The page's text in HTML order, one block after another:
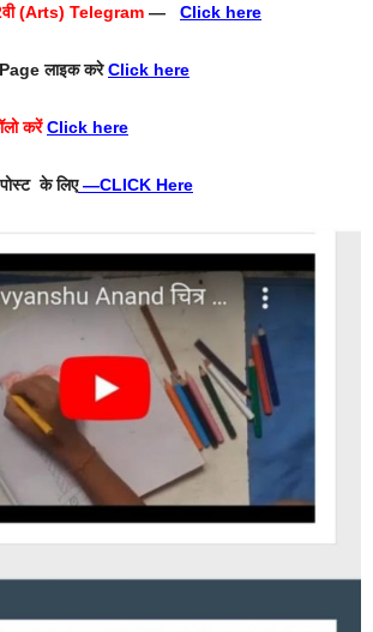
(Arts) Telegram — Click here
लाइक करेClick here
करें Click here
के लिए—CLICK Here